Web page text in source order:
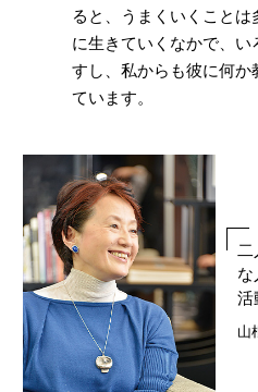
ると、うまくいくこと
に生きていくなかで、い
すし、私からも彼に何か
ています。
な
活
山